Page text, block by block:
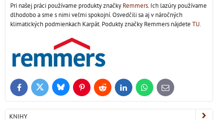
Pri našej práci používame produkty značky Remmers. Ich lazúry používame
dlhodobo a sme s nimi veľmi spokojní. Osvedčili sa aj v náročných
klimatických podmienkach Karpát. Podukty značky Remmers nájdete TU.
FacebookTwitter BlueskyPinterestReddit LinkedInWhatsApp
E-
mail
KNIHY